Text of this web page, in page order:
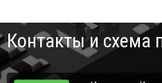
Контакты и схема